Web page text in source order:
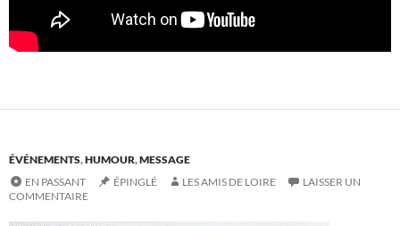
ÉVÉNEMENTS,HUMOUR,MESSAGE
EN PASSANT
ÉPINGLÉ LES AMIS DE LOIRE
LAISSER UN
COMMENTAIRE